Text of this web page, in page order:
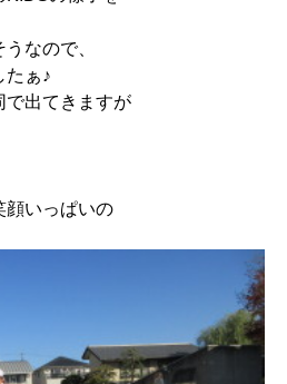
なので、
たぁ♪
で出てきますが
顔いっぱいの